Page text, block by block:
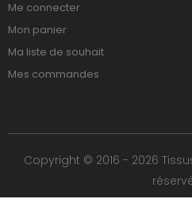
Me connecter
Mon panier
Ma liste de souhait
Mes commandes
Copyright © 2016 - 2026